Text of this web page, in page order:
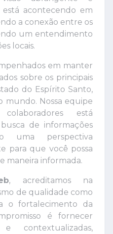
acontecendo em
a conexão entre os
um entendimento
locais.
em manter
sobre os principais
do Espírito Santo,
mundo. Nossa equipe
está
de informações
uma perspectiva
para que você possa
maneira informada.
, acreditamos na
de qualidade como
o fortalecimento da
é fornecer
contextualizadas,